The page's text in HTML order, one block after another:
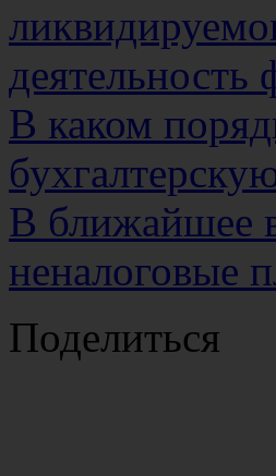
деятельность
В каком
В ближайшее
неналоговые
Поделиться